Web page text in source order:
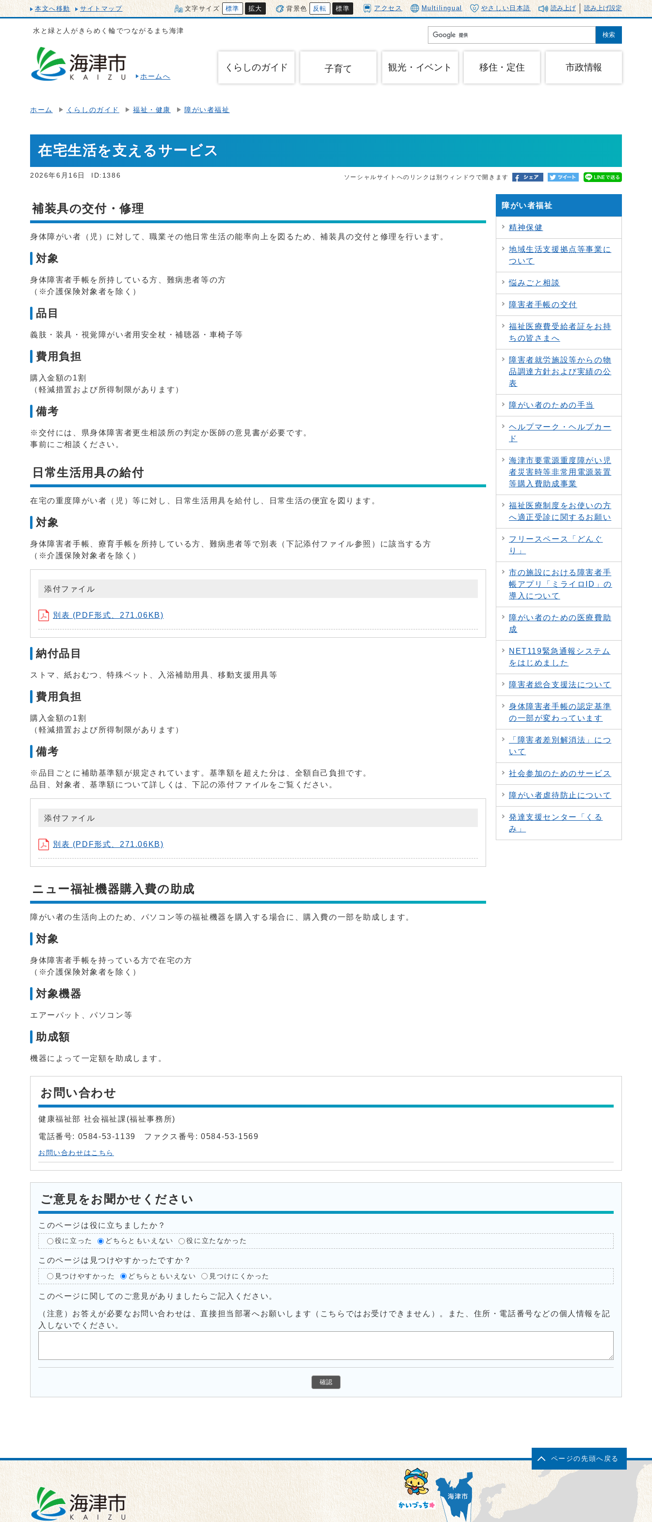
本文へ移動 サイトマップ 文字サイズ 標準 拡大 背景色 反転 標準 アクセス Multilingual やさしい日本語 読み上げ 読み上げ設定
水と緑と人がきらめく輪でつながるまち海津
ホームへ
くらしのガイド 子育て 観光・イベント 移住・定住 市政情報
ホーム くらしのガイド 福祉・健康 障がい者福祉
在宅生活を支えるサービス
2026年6月16日 ID:1386 ソーシャルサイトへのリンクは別ウィンドウで開きます
補装具の交付・修理
身体障がい者（児）に対して、職業その他日常生活の能率向上を図るため、補装具の交付と修理を行います。
対象
身体障害者手帳を所持している方、難病患者等の方
（※介護保険対象者を除く）
品目
義肢・装具・視覚障がい者用安全杖・補聴器・車椅子等
費用負担
購入金額の1割
（軽減措置および所得制限があります）
備考
※交付には、県身体障害者更生相談所の判定か医師の意見書が必要です。
事前にご相談ください。
日常生活用具の給付
在宅の重度障がい者（児）等に対し、日常生活用具を給付し、日常生活の便宜を図ります。
対象
身体障害者手帳、療育手帳を所持している方、難病患者等で別表（下記添付ファイル参照）に該当する方
（※介護保険対象者を除く）
添付ファイル
別表 (PDF形式、271.06KB)
納付品目
ストマ、紙おむつ、特殊ベット、入浴補助用具、移動支援用具等
費用負担
購入金額の1割
（軽減措置および所得制限があります）
備考
※品目ごとに補助基準額が規定されています。基準額を超えた分は、全額自己負担です。
品目、対象者、基準額について詳しくは、下記の添付ファイルをご覧ください。
添付ファイル
別表 (PDF形式、271.06KB)
ニュー福祉機器購入費の助成
障がい者の生活向上のため、パソコン等の福祉機器を購入する場合に、購入費の一部を助成します。
対象
身体障害者手帳を持っている方で在宅の方
（※介護保険対象者を除く）
対象機器
エアーパット、パソコン等
助成額
機器によって一定額を助成します。
障がい者福祉
精神保健
地域生活支援拠点等事業に
ついて
悩みごと相談
障害者手帳の交付
福祉医療費受給者証をお持
ちの皆さまへ
障害者就労施設等からの物
品調達方針および実績の公
表
障がい者のための手当
ヘルプマーク・ヘルプカー
ド
海津市要電源重度障がい児
者災害時等非常用電源装置
等購入費助成事業
福祉医療制度をお使いの方
へ適正受診に関するお願い
フリースペース「どんぐ
り」
市の施設における障害者手
帳アプリ「ミライロID」の
導入について
障がい者のための医療費助
成
NET119緊急通報システム
をはじめました
障害者総合支援法について
身体障害者手帳の認定基準
の一部が変わっています
「障害者差別解消法」につ
いて
社会参加のためのサービス
障がい者虐待防止について
発達支援センター「くる
み」
お問い合わせ
健康福祉部 社会福祉課(福祉事務所)
電話番号: 0584-53-1139 ファクス番号: 0584-53-1569
お問い合わせはこちら
ご意見をお聞かせください
このページは役に立ちましたか？
役に立った どちらともいえない 役に立たなかった
このページは見つけやすかったですか？
見つけやすかった どちらともいえない 見つけにくかった
このページに関してのご意見がありましたらご記入ください。
（注意）お答えが必要なお問い合わせは、直接担当部署へお願いします（こちらではお受けできません）。また、住所・電話番号などの個人情報を記
入しないでください。
ページの先頭へ戻る